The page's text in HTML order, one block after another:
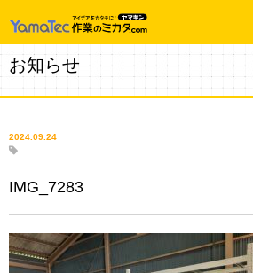
お知らせ
2024.09.24
IMG_7283